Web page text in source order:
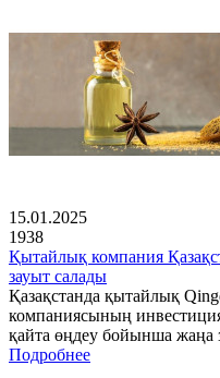
15.01.2025
1938
Қытайлық компания
зауыт салады
Қазақстанда қытайлық
компаниясының
қайта өңдеу бойынша жаңа
Подробнее